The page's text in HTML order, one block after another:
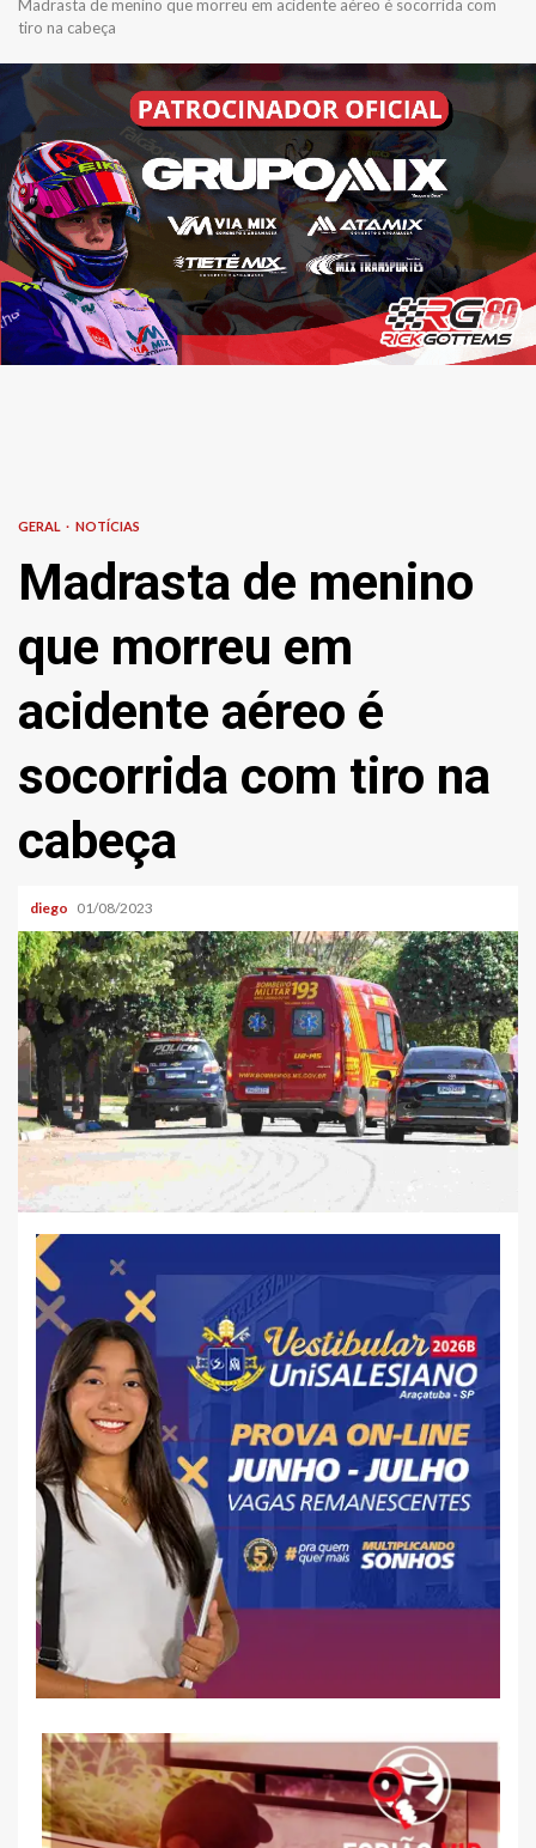
Madrasta de menino que morreu em acidente aéreo é socorrida com
tiro na cabeça
GERAL NOTÍCIAS
Madrasta de menino
que morreu em
acidente aéreo é
socorrida com tiro na
cabeça
diego 01/08/2023